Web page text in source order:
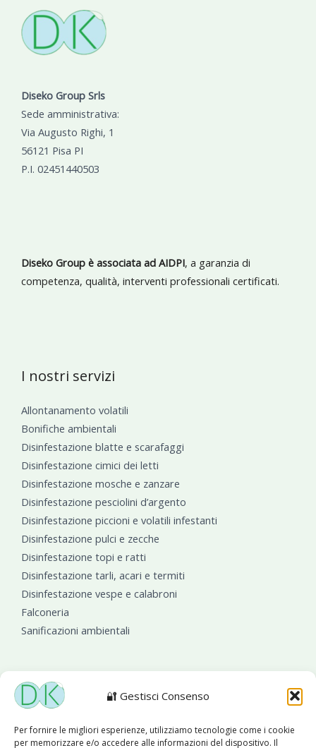
🔐 Gestisci Consenso
Per fornire le migliori esperienze, utilizziamo tecnologie come i cookie
per memorizzare e/o accedere alle informazioni del dispositivo. Il
Diseko Group Srls
Sede amministrativa:
Via Augusto Righi, 1
56121 Pisa PI
P.I. 02451440503
Diseko Group è associata ad AIDPI, a garanzia di
competenza, qualità, interventi professionali certificati.
I nostri servizi
Allontanamento volatili
Bonifiche ambientali
Disinfestazione blatte e scarafaggi
Disinfestazione cimici dei letti
Disinfestazione mosche e zanzare
Disinfestazione pesciolini d’argento
Disinfestazione piccioni e volatili infestanti
Disinfestazione pulci e zecche
Disinfestazione topi e ratti
Disinfestazione tarli, acari e termiti
Disinfestazione vespe e calabroni
Falconeria
Sanificazioni ambientali
Diseko Group è sponsor del PISA S.C.